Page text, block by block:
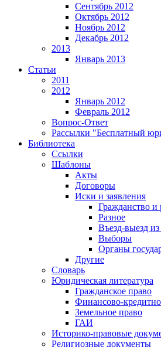
Сентябрь 2012
Октябрь 2012
Ноябрь 2012
Декабрь 2012
2013
Январь 2013
Статьи
2011
2012
Январь 2012
Февраль 2012
Вопрос-Ответ
Рассылки "Бесплатный
Библиотека
Ссылки
Шаблоны
Акты
Договоры
Иски и заявления
Гражданство и
Разное
Въезд-выезд
Выборы
Органы
Другие
Словарь
Юридическая литература
Гражданское право
Финансово-
Земельное право
ГАИ
Историко-правовые
Религиозные документы